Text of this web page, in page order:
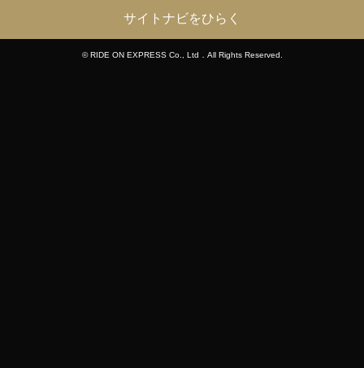
サイトナビをひらく
© RIDE ON EXPRESS Co., Ltd．All Rights Reserved.